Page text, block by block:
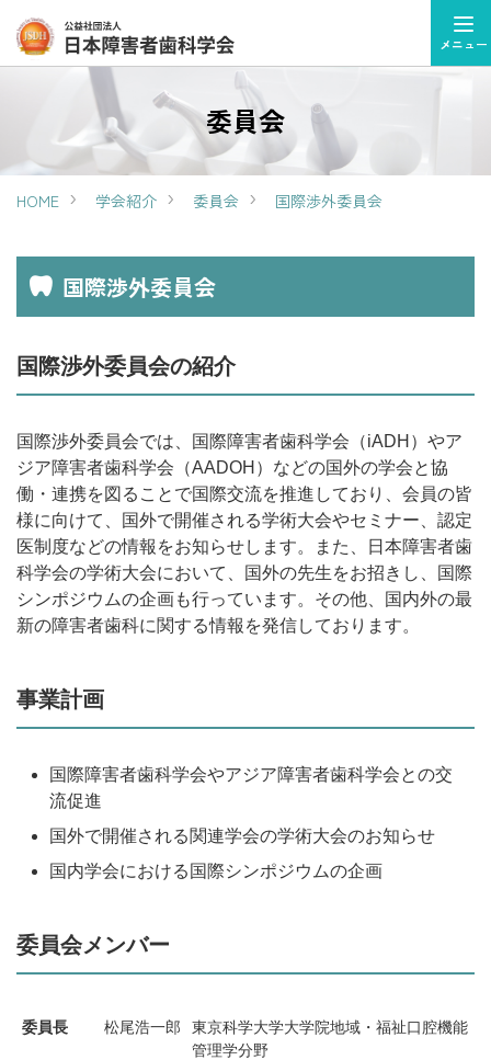
メニュー
委員会
HOME 学会紹介 委員会 国際渉外委員会
国際渉外委員会
国際渉外委員会の紹介
国際渉外委員会では、国際障害者歯科学会（iADH）やア
ジア障害者歯科学会（AADOH）などの国外の学会と協
働・連携を図ることで国際交流を推進しており、会員の皆
様に向けて、国外で開催される学術大会やセミナー、認定
医制度などの情報をお知らせします。また、日本障害者歯
科学会の学術大会において、国外の先生をお招きし、国際
シンポジウムの企画も行っています。その他、国内外の最
新の障害者歯科に関する情報を発信しております。
事業計画
国際障害者歯科学会やアジア障害者歯科学会との交
流促進
国外で開催される関連学会の学術大会のお知らせ
国内学会における国際シンポジウムの企画
委員会メンバー
委員長 松尾浩一郎
東京科学大学大学院地域・福祉口腔機能
管理学分野